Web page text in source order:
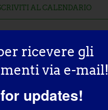
AL CALENDARIO
ricevere gli
via e-mail!
updates!